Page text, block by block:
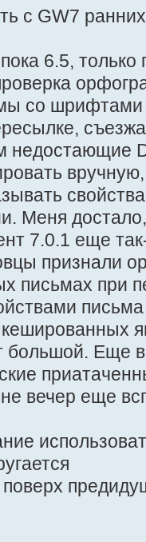
с GW7
6.5, только
со
недостающие
Меня
7.0.1 еще
признали
письмах при
большой. Еще
вечер еще
поверх